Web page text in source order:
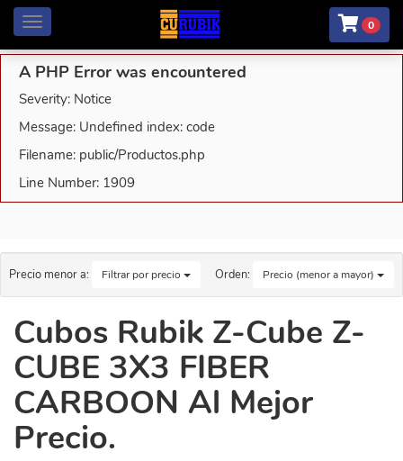
A PHP Error was encountered
Severity: Notice
Message: Undefined index: code
Filename: public/Productos.php
Line Number: 1909
Menú 0
Precio menor a: Filtrar por precio Orden: Precio (menor a mayor)
Cubos Rubik Z-Cube Z-
CUBE 3X3 FIBER
CARBOON Al Mejor
Precio.